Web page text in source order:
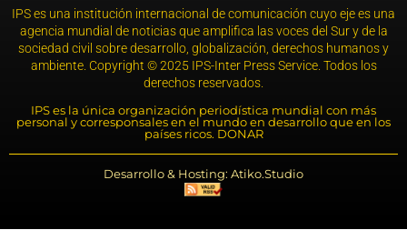
IPS es una institución internacional de comunicación cuyo eje es una
agencia mundial de noticias que amplifica las voces del Sur y de la
sociedad civil sobre desarrollo, globalización, derechos humanos y
ambiente. Copyright © 2025 IPS-Inter Press Service. Todos los
derechos reservados.
IPS es la única organización periodística mundial con más
personal y corresponsales en el mundo en desarrollo que en los
países ricos. DONAR
Desarrollo & Hosting: Atiko.Studio